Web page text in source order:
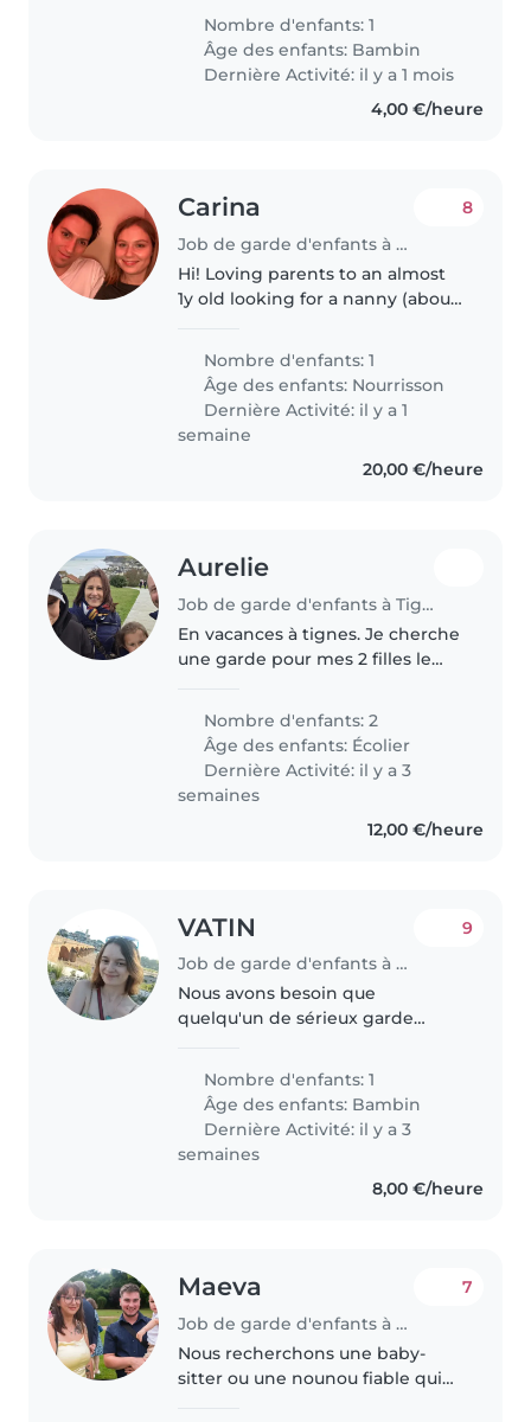
est curieux, affectueux et très
amusant. Nous préférons que la
baby-sitter vienne à..
Nombre d'enfants: 1
Âge des enfants: Bambin
Dernière Activité: il y a 1 mois
4,00 €/heure
Carina
Job de garde d'enfants à Saint-Genis-Pouilly
8
Hi! Loving parents to an almost
1y old looking for a nanny (about
keep baby at home a while
longer! House with 2 cats :)
Nombre d'enfants: 1
Âge des enfants: Nourrisson
Dernière Activité: il y a 1
semaine
20,00 €/heure
Aurelie
Job de garde d'enfants à Tignes
En vacances à tignes. Je cherche
une garde pour mes 2 filles le
Nombre d'enfants: 2
Âge des enfants: Écolier
Dernière Activité: il y a 3
semaines
12,00 €/heure
VATIN
Job de garde d'enfants à Sermoise-sur-Loire
9
Nous avons besoin que
quelqu'un de sérieux garde
contacter, vous pourrez manger
à la maison 😊
Nombre d'enfants: 1
Âge des enfants: Bambin
Dernière Activité: il y a 3
semaines
8,00 €/heure
Maeva
Job de garde d'enfants à Petite-Rosselle
7
Nous recherchons une baby-
sitter ou une nounou fiable qui